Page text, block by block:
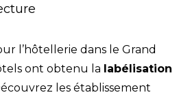
l’hôtellerie dans le Grand
ont obtenu la labélisation
les établissement